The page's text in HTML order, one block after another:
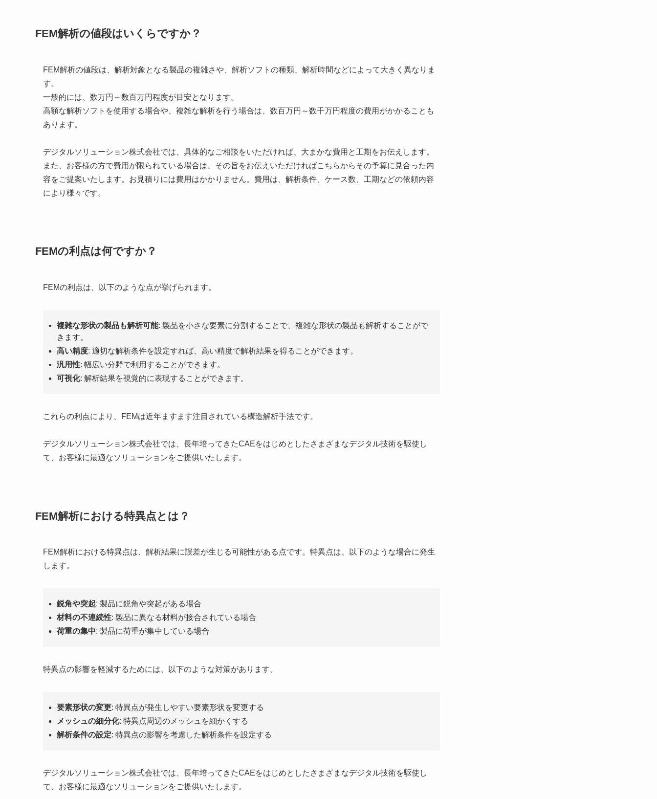
FEM解析の値段はいくらですか？
FEM解析の値段は、解析対象となる製品の複雑さや、解析ソフトの種類、解析時間などによって大きく異なりま
す。
一般的には、数万円～数百万円程度が目安となります。
高額な解析ソフトを使用する場合や、複雑な解析を行う場合は、数百万円～数千万円程度の費用がかかることも
あります。
デジタルソリューション株式会社では、具体的なご相談をいただければ、大まかな費用と工期をお伝えします。
また、お客様の方で費用が限られている場合は、その旨をお伝えいただければこちらからその予算に見合った内
容をご提案いたします。お見積りには費用はかかりません。費用は、解析条件、ケース数、工期などの依頼内容
により様々です。
FEMの利点は何ですか？
FEMの利点は、以下のような点が挙げられます。
複雑な形状の製品も解析可能: 製品を小さな要素に分割することで、複雑な形状の製品も解析することがで
きます。
高い精度: 適切な解析条件を設定すれば、高い精度で解析結果を得ることができます。
汎用性: 幅広い分野で利用することができます。
可視化: 解析結果を視覚的に表現することができます。
これらの利点により、FEMは近年ますます注目されている構造解析手法です。
デジタルソリューション株式会社では、長年培ってきたCAEをはじめとしたさまざまなデジタル技術を駆使し
て、お客様に最適なソリューションをご提供いたします。
FEM解析における特異点とは？
FEM解析における特異点は、解析結果に誤差が生じる可能性がある点です。特異点は、以下のような場合に発生
します。
鋭角や突起: 製品に鋭角や突起がある場合
材料の不連続性: 製品に異なる材料が接合されている場合
荷重の集中: 製品に荷重が集中している場合
特異点の影響を軽減するためには、以下のような対策があります。
要素形状の変更: 特異点が発生しやすい要素形状を変更する
メッシュの細分化: 特異点周辺のメッシュを細かくする
解析条件の設定: 特異点の影響を考慮した解析条件を設定する
デジタルソリューション株式会社では、長年培ってきたCAEをはじめとしたさまざまなデジタル技術を駆使し
て、お客様に最適なソリューションをご提供いたします。